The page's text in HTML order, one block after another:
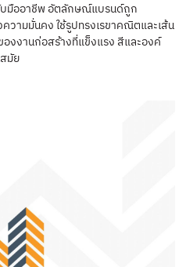
บมืออาชีพ อัตลักษณ์แบรนด์ถูก
วามมั่นคง ใช้รูปทรงเรขาคณิตและเส้น
องงานก่อสร้างที่แข็งแรง สีและองค์
มัย